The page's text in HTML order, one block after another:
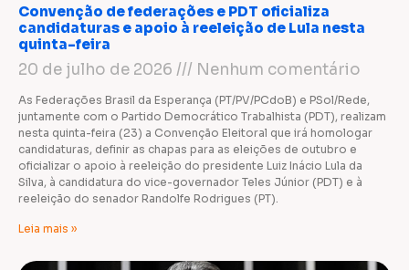
Convenção de federações e PDT oficializa
candidaturas e apoio à reeleição de Lula nesta
quinta-feira
20 de julho de 2026 Nenhum comentário
As Federações Brasil da Esperança (PT/PV/PCdoB) e PSol/Rede,
juntamente com o Partido Democrático Trabalhista (PDT), realizam
nesta quinta-feira (23) a Convenção Eleitoral que irá homologar
candidaturas, definir as chapas para as eleições de outubro e
oficializar o apoio à reeleição do presidente Luiz Inácio Lula da
Silva, à candidatura do vice-governador Teles Júnior (PDT) e à
reeleição do senador Randolfe Rodrigues (PT).
Leia mais »